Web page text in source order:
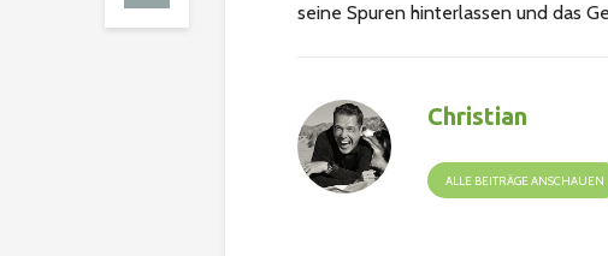
seine Spuren hinterlassen und das
Christian
ALLE BEITRÄGE ANSCHAUEN